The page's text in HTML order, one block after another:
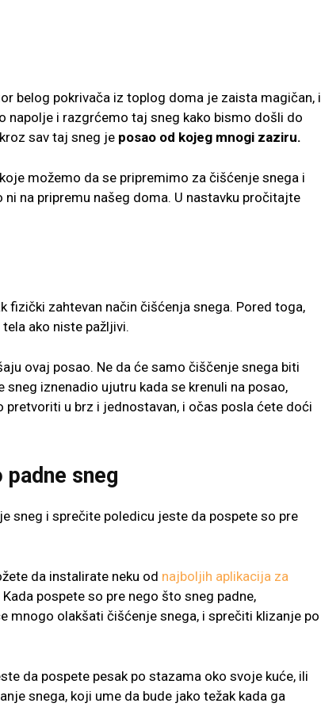
belog pokrivača iz toplog doma je zaista magičan, i
napolje i razgrćemo taj sneg kako bismo došli do
sav taj sneg je posao od kojeg mnogi zaziru.
možemo da se pripremimo za čišćenje snega i
na pripremu našeg doma. U nastavku pročitajte
fizički zahtevan način čišćenja snega. Pored toga,
ako niste pažljivi.
ovaj posao. Ne da će samo čiščenje snega biti
sneg iznenadio ujutru kada se krenuli na posao,
u brz i jednostavan, i očas posla ćete doći
sneg
sneg i sprečite poledicu jeste da pospete so pre
da instalirate neku od najboljih aplikacija za
pospete so pre nego što sneg padne,
mnogo olakšati čišćenje snega, i sprečiti klizanje po
da pospete pesak po stazama oko svoje kuće, ili
snega, koji ume da bude jako težak kada ga